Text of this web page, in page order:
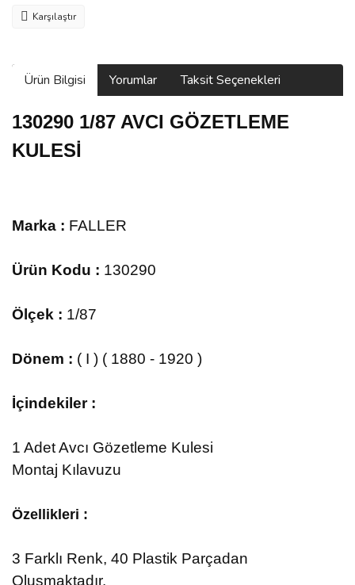
Karşılaştır
Ürün Bilgisi Yorumlar Taksit Seçenekleri
130290 1/87 AVCI GÖZETLEME
KULESİ
Marka : FALLER
Ürün Kodu : 130290
Ölçek : 1/87
Dönem : ( I ) ( 1880 - 1920 )
İçindekiler :
1 Adet Avcı Gözetleme Kulesi
Montaj Kılavuzu
Özellikleri :
3 Farklı Renk, 40 Plastik Parçadan
Oluşmaktadır.